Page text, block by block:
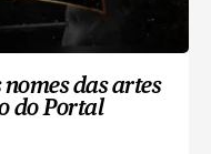
das artes
do Portal